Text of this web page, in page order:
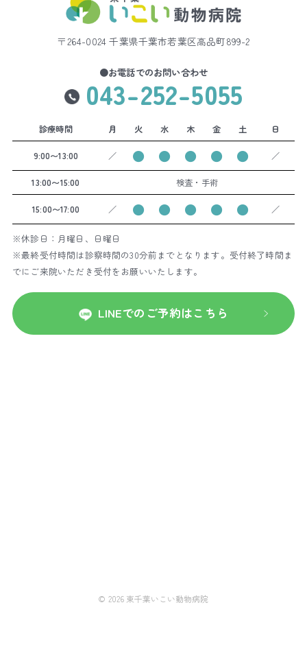
〒264-0024 千葉県千葉市若葉区高品町899-2
●お電話でのお問い合わせ
043-252-5055
診療時間 月 火 水 木 金 土 日
9:00〜13:00 ／ ● ● ● ● ● ／
13:00〜15:00 検査・手術
15:00〜17:00 ／ ● ● ● ● ● ／
※休診日：月曜日、日曜日
※最終受付時間は診察時間の30分前までとなります。受付終了時間ま
でにご来院いただき受付をお願いいたします。
LINEでのご予約はこちら
© 2026 東千葉いこい動物病院